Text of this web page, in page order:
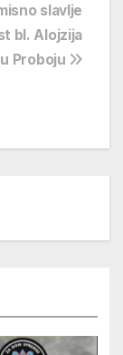
slavlje
bl. Alojzija
Proboju